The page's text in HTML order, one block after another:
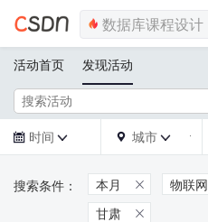
活动首页 发现活动
 时间   城市 
本月  物联网
甘肃 